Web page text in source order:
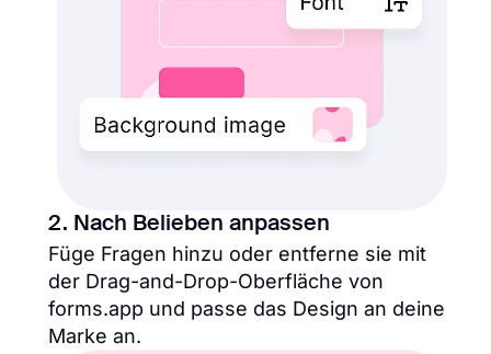
2. Nach Belieben anpassen
Füge Fragen hinzu oder entferne sie mit
der Drag-and-Drop-Oberfläche von
forms.app und passe das Design an deine
Marke an.